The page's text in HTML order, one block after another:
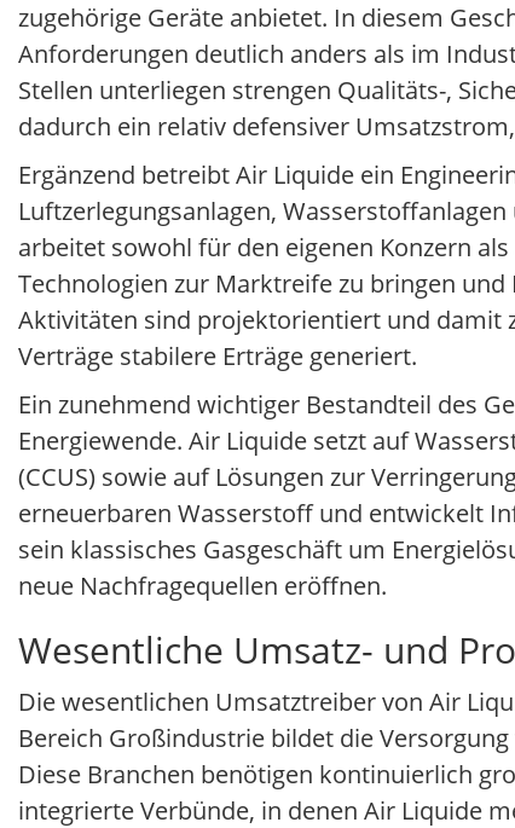
zugehörige Geräte anbietet. In diesem
Anforderungen deutlich anders als im
Stellen unterliegen strengen Qualitäts-,
dadurch ein relativ defensiver
Ergänzend betreibt Air Liquide ein
Luftzerlegungsanlagen,
arbeitet sowohl für den eigenen Konzern
Technologien zur Marktreife zu bringen
Aktivitäten sind projektorientiert und damit
Verträge stabilere Erträge generiert.
Ein zunehmend wichtiger Bestandteil des
Energiewende. Air Liquide setzt auf
(CCUS) sowie auf Lösungen zur
erneuerbaren Wasserstoff und entwickelt
sein klassisches Gasgeschäft um
neue Nachfragequellen eröffnen.
Wesentliche Umsatz- und
Die wesentlichen Umsatztreiber von Air
Bereich Großindustrie bildet die
Diese Branchen benötigen kontinuierlich
integrierte Verbünde, in denen Air Liquide